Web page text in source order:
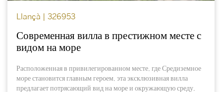
Llançà | 326953
Современная вилла в престижном месте с
видом на море
Расположенная в привилегированном месте, где Средиземное
море становится главным героем, эта эксклюзивная вилла
предлагает потрясающий вид на море и окружающую среду,